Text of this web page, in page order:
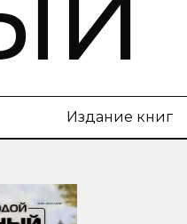
Издание книг